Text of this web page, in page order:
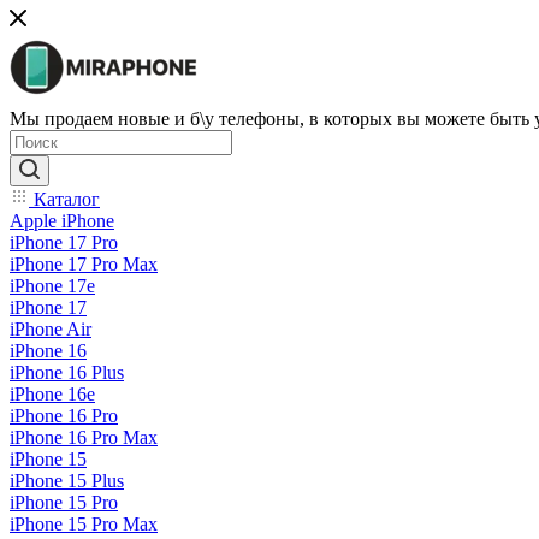
Мы продаем новые и б\у телефоны, в которых вы можете быть
Каталог
Apple iPhone
iPhone 17 Pro
iPhone 17 Pro Max
iPhone 17e
iPhone 17
iPhone Air
iPhone 16
iPhone 16 Plus
iPhone 16e
iPhone 16 Pro
iPhone 16 Pro Max
iPhone 15
iPhone 15 Plus
iPhone 15 Pro
iPhone 15 Pro Max